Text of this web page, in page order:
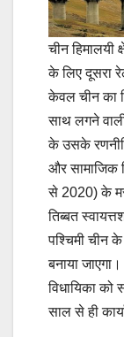
चीन हिमालयी
के लिए दूसरा
केवल चीन का
साथ लगने
के उसके
और सामाजिक
से 2020) के
तिब्बत
पश्चिमी चीन
बनाया
विधायिका को
साल से ही